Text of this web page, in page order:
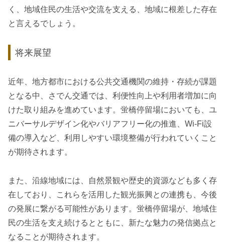
く、地域住民の生活や交流を支える、地域に根差した存在
と言えるでしょう。
将来展望
近年、地方都市における公共交通機関の維持・存続が課題
となる中、さでん交通では、利便性向上や利用者増加に向
けた取り組みを進めています。蛍橋停留場においても、ユ
ニバーサルデザイン化やバリアフリー化の推進、Wi-Fi設
備の導入など、利用しやすい環境整備が行われていくこと
が期待されます。
また、沿線地域には、自然景観や歴史的資源なども多く存
在しており、これらを活用した観光振興との連携も、今後
の発展に繋がる可能性があります。蛍橋停留場が、地域住
民の生活を支え続けるとともに、新たな魅力の発信拠点と
なることが期待されます。